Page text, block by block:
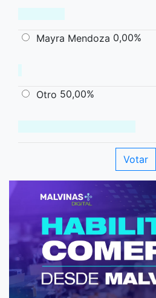
Mayra Mendoza 0,00%
Otro 50,00%